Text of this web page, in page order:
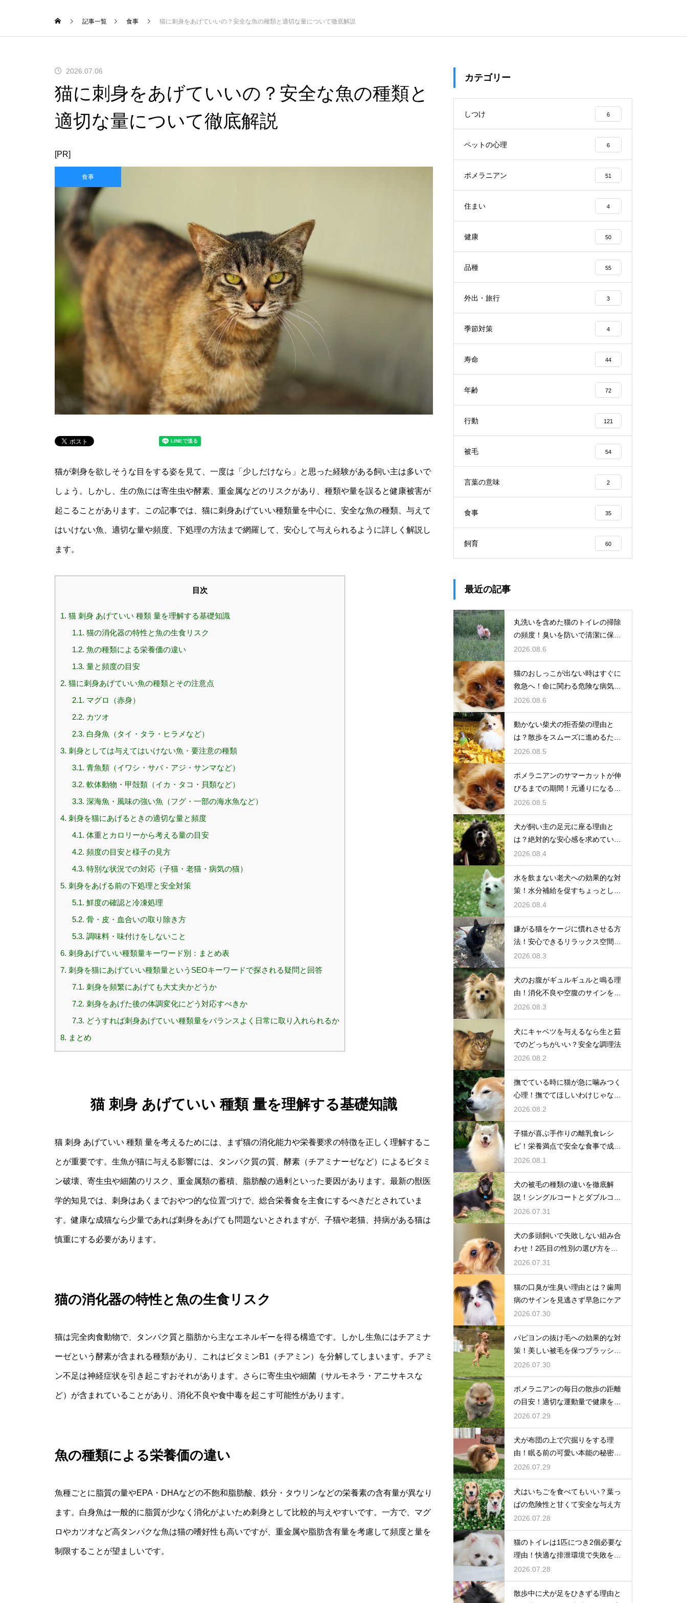
記事一覧 食事 猫に刺身をあげていいの？安全な魚の種類と適切な量について徹底解説
2026.07.06
猫に刺身をあげていいの？安全な魚の種類と
適切な量について徹底解説
[PR]
食事
猫が刺身を欲しそうな目をする姿を見て、一度は「少しだけなら」と思った経験がある飼い主は多いで
しょう。しかし、生の魚には寄生虫や酵素、重金属などのリスクがあり、種類や量を誤ると健康被害が
起こることがあります。この記事では、猫に刺身あげていい種類量を中心に、安全な魚の種類、与えて
はいけない魚、適切な量や頻度、下処理の方法まで網羅して、安心して与えられるように詳しく解説し
ます。
目次
1. 猫 刺身 あげていい 種類 量を理解する基礎知識
1.1. 猫の消化器の特性と魚の生食リスク
1.2. 魚の種類による栄養価の違い
1.3. 量と頻度の目安
2. 猫に刺身あげていい魚の種類とその注意点
2.1. マグロ（赤身）
2.2. カツオ
2.3. 白身魚（タイ・タラ・ヒラメなど）
3. 刺身としては与えてはいけない魚・要注意の種類
3.1. 青魚類（イワシ・サバ・アジ・サンマなど）
3.2. 軟体動物・甲殻類（イカ・タコ・貝類など）
3.3. 深海魚・風味の強い魚（フグ・一部の海水魚など）
4. 刺身を猫にあげるときの適切な量と頻度
4.1. 体重とカロリーから考える量の目安
4.2. 頻度の目安と様子の見方
4.3. 特別な状況での対応（子猫・老猫・病気の猫）
5. 刺身をあげる前の下処理と安全対策
5.1. 鮮度の確認と冷凍処理
5.2. 骨・皮・血合いの取り除き方
5.3. 調味料・味付けをしないこと
6. 刺身あげていい種類量キーワード別：まとめ表
7. 刺身を猫にあげていい種類量というSEOキーワードで探される疑問と回答
7.1. 刺身を頻繁にあげても大丈夫かどうか
7.2. 刺身をあげた後の体調変化にどう対応すべきか
7.3. どうすれば刺身あげていい種類量をバランスよく日常に取り入れられるか
8. まとめ
猫 刺身 あげていい 種類 量を理解する基礎知識
猫 刺身 あげていい 種類 量を考えるためには、まず猫の消化能力や栄養要求の特徴を正しく理解するこ
とが重要です。生魚が猫に与える影響には、タンパク質の質、酵素（チアミナーゼなど）によるビタミ
ン破壊、寄生虫や細菌のリスク、重金属類の蓄積、脂肪酸の過剰といった要因があります。最新の獣医
学的知見では、刺身はあくまでおやつ的な位置づけで、総合栄養食を主食にするべきだとされていま
す。健康な成猫なら少量であれば刺身をあげても問題ないとされますが、子猫や老猫、持病がある猫は
慎重にする必要があります。
猫の消化器の特性と魚の生食リスク
猫は完全肉食動物で、タンパク質と脂肪から主なエネルギーを得る構造です。しかし生魚にはチアミナ
ーゼという酵素が含まれる種類があり、これはビタミンB1（チアミン）を分解してしまいます。チアミ
ン不足は神経症状を引き起こすおそれがあります。さらに寄生虫や細菌（サルモネラ・アニサキスな
ど）が含まれていることがあり、消化不良や食中毒を起こす可能性があります。
魚の種類による栄養価の違い
魚種ごとに脂質の量やEPA・DHAなどの不飽和脂肪酸、鉄分・タウリンなどの栄養素の含有量が異なり
ます。白身魚は一般的に脂質が少なく消化がよいため刺身として比較的与えやすいです。一方で、マグ
ロやカツオなど高タンパクな魚は猫の嗜好性も高いですが、重金属や脂肪含有量を考慮して頻度と量を
制限することが望ましいです。
カテゴリー
しつけ 6
ペットの心理 6
ポメラニアン 51
住まい 4
健康 50
品種 55
外出・旅行 3
季節対策 4
寿命 44
年齢 72
行動 121
被毛 54
言葉の意味 2
食事 35
飼育 60
最近の記事
丸洗いを含めた猫のトイレの掃除
の頻度！臭いを防いで清潔に保つ
コツ
2026.08.6
猫のおしっこが出ない時はすぐに
救急へ！命に関わる危険な病気と
は
2026.08.6
動かない柴犬の拒否柴の理由と
は？散歩をスムーズに進めるため
の対策
2026.08.5
ポメラニアンのサマーカットが伸
びるまでの期間！元通りになるの
か
2026.08.5
犬が飼い主の足元に座る理由と
は？絶対的な安心感を求めている
心理
2026.08.4
水を飲まない老犬への効果的な対
策！水分補給を促すちょっとした
工夫
2026.08.4
嫌がる猫をケージに慣れさせる方
法！安心できるリラックス空間の
作り方
2026.08.3
犬のお腹がギュルギュルと鳴る理
由！消化不良や空腹のサインを解
説
2026.08.3
犬にキャベツを与えるなら生と茹
でのどっちがいい？安全な調理法
2026.08.2
撫でている時に猫が急に噛みつく
心理！撫でてほしいわけじゃな
い？
2026.08.2
子猫が喜ぶ手作りの離乳食レシ
ピ！栄養満点で安全な食事で成長
を応援
2026.08.1
犬の被毛の種類の違いを徹底解
説！シングルコートとダブルコー
トの謎
2026.07.31
犬の多頭飼いで失敗しない組み合
わせ！2匹目の性別の選び方を解
説
2026.07.31
猫の口臭が生臭い理由とは？歯周
病のサインを見逃さず早急にケア
2026.07.30
パピヨンの抜け毛への効果的な対
策！美しい被毛を保つブラッシン
グ
2026.07.30
ポメラニアンの毎日の散歩の距離
の目安！適切な運動量で健康を維
持
2026.07.29
犬が布団の上で穴掘りをする理
由！眠る前の可愛い本能の秘密を
解説
2026.07.29
犬はいちごを食べてもいい？葉っ
ぱの危険性と甘くて安全な与え方
2026.07.28
猫のトイレは1匹につき2個必要な
理由！快適な排泄環境で失敗を防
ぐ
2026.07.28
散歩中に犬が足をひきずる理由と